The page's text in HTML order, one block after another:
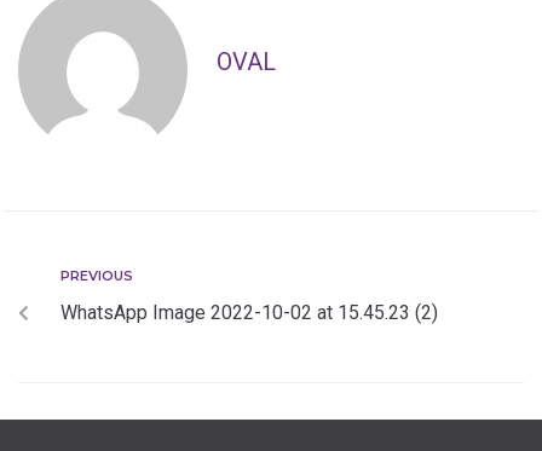
OVAL
PREVIOUS
WhatsApp Image 2022-10-02 at 15.45.23 (2)